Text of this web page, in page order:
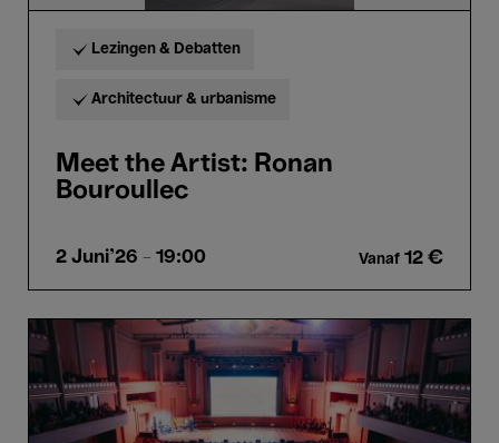
Lezingen & Debatten
Architectuur & urbanisme
Meet the Artist: Ronan
Bouroullec
2 Juni'26 - 19:00 Vanaf 12 €
Live
Magazine
:
Anthology